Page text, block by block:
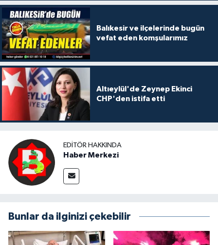
Balıkesir ve ilçelerinde bugün
vefat eden komşularımız
Altıeylül'de Zeynep Ekinci
CHP'den istifa etti
EDITÖR HAKKINDA
Haber Merkezi
Bunlar da ilginizi çekebilir